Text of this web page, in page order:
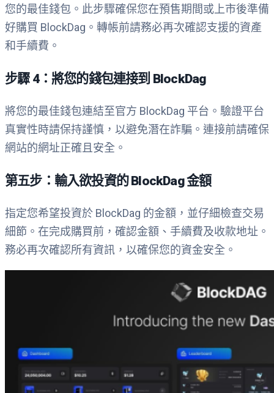
您的最佳錢包。此步驟確保您在預售期間或上市後準備
好購買 BlockDag。轉帳前請務必再次確認支援的資產
和手續費。
步驟 4：將您的錢包連接到 BlockDag
將您的最佳錢包連結至官方 BlockDag 平台。驗證平台
真實性時請保持謹慎，以避免潛在詐騙。連接前請確保
網站的網址正確且安全。
第五步：輸入欲投資的 BlockDag 金額
指定您希望投資於 BlockDag 的金額，並仔細檢查交易
細節。在完成購買前，確認金額、手續費及收款地址。
務必再次確認所有資訊，以確保您的資金安全。